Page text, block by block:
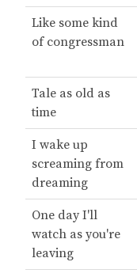
Like some kind
of congressman
Tale as old as
time
I wake up
screaming from
dreaming
One day I'll
watch as you're
leaving